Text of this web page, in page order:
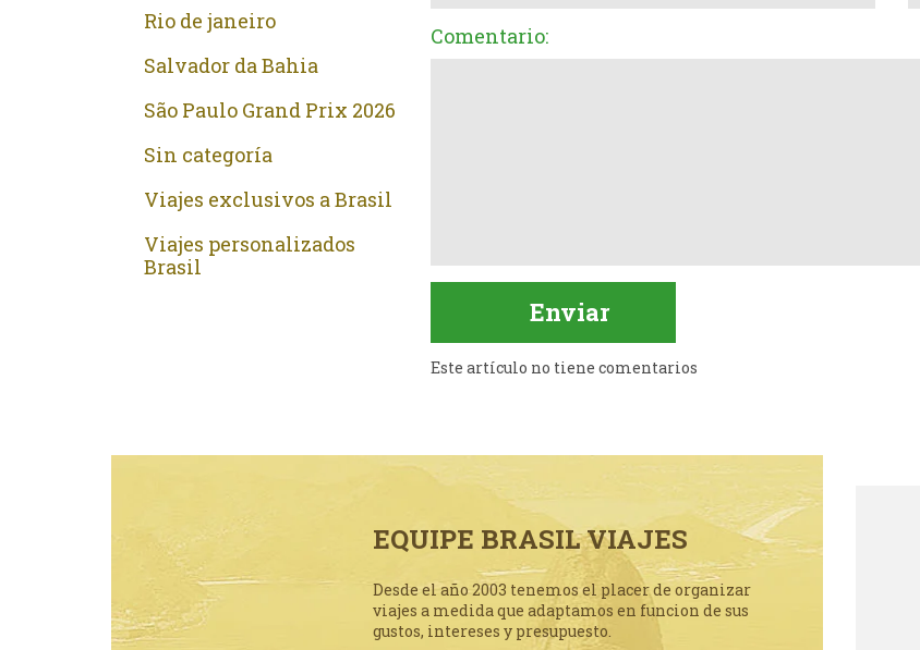
Rio de janeiro
Salvador da Bahia
São Paulo Grand Prix 2026
Sin categoría
Viajes exclusivos a Brasil
Viajes personalizados
Brasil
Comentario:
Este artículo no tiene comentarios
EQUIPE BRASIL VIAJES
Desde el año 2003 tenemos el placer de organizar
viajes a medida que adaptamos en funcion de sus
gustos, intereses y presupuesto.